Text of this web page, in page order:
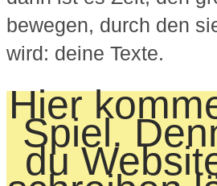
bewegen, durch den
wird: deine Texte.
Hier
Spiel.
du